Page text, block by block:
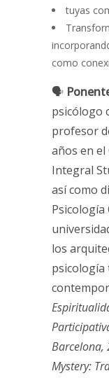
tuyas
como
🗣
psicólogo
profesor
años en
Integral
así como
Psicología
los
Barcelona,
Mystery: